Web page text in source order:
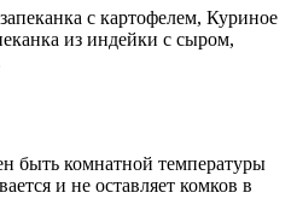
с картофелем, Куриное
из индейки с сыром,
быть комнатной температуры
и не оставляет комков в